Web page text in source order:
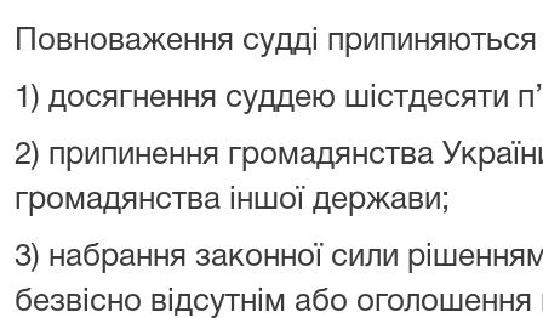
Повноваження судді припиняються
1) досягнення суддею шістдесяти
2) припинення громадянства
громадянства іншої держави;
3) набрання законної сили
безвісно відсутнім або